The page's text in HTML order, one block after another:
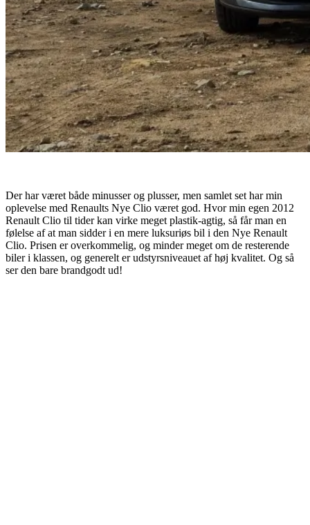
Der har været både minusser og plusser, men samlet set har min
oplevelse med Renaults Nye Clio været god. Hvor min egen 2012
Renault Clio til tider kan virke meget plastik-agtig, så får man en
følelse af at man sidder i en mere luksuriøs bil i den Nye Renault
Clio. Prisen er overkommelig, og minder meget om de resterende
biler i klassen, og generelt er udstyrsniveauet af høj kvalitet. Og så
ser den bare brandgodt ud!